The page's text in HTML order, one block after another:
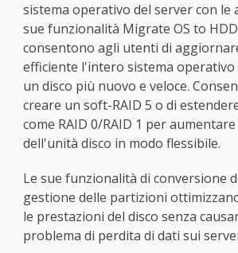
sistema operativo del server con le
sue funzionalità Migrate OS to
consentono agli utenti di
efficiente l'intero sistema operativo
un disco più nuovo e veloce.
creare un soft-RAID 5 o di
come RAID 0/RAID 1 per
dell'unità disco in modo flessibile.
Le sue funzionalità di conversione
gestione delle partizioni
le prestazioni del disco senza
problema di perdita di dati sui